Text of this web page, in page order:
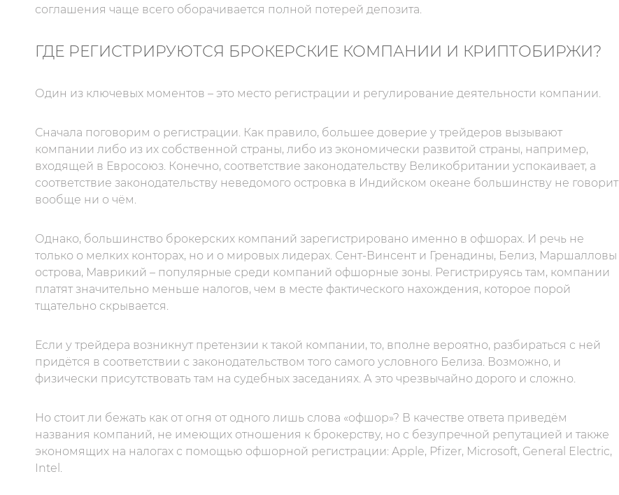
соглашения чаще всего оборачивается полной потерей депозита.
ГДЕ РЕГИСТРИРУЮТСЯ БРОКЕРСКИЕ КОМПАНИИ И КРИПТОБИРЖИ?
Один из ключевых моментов – это место регистрации и регулирование деятельности компании.
Сначала поговорим о регистрации. Как правило, большее доверие у трейдеров вызывают
компании либо из их собственной страны, либо из экономически развитой страны, например,
входящей в Евросоюз. Конечно, соответствие законодательству Великобритании успокаивает, а
соответствие законодательству неведомого островка в Индийском океане большинству не говорит
вообще ни о чём.
Однако, большинство брокерских компаний зарегистрировано именно в офшорах. И речь не
только о мелких конторах, но и о мировых лидерах. Сент-Винсент и Гренадины, Белиз, Маршалловы
острова, Маврикий – популярные среди компаний офшорные зоны. Регистрируясь там, компании
платят значительно меньше налогов, чем в месте фактического нахождения, которое порой
тщательно скрывается.
Если у трейдера возникнут претензии к такой компании, то, вполне вероятно, разбираться с ней
придётся в соответствии с законодательством того самого условного Белиза. Возможно, и
физически присутствовать там на судебных заседаниях. А это чрезвычайно дорого и сложно.
Но стоит ли бежать как от огня от одного лишь слова «офшор»? В качестве ответа приведём
названия компаний, не имеющих отношения к брокерству, но c безупречной репутацией и также
экономящих на налогах с помощью офшорной регистрации: Apple, Pfizer, Microsoft, General Electric,
Intel.